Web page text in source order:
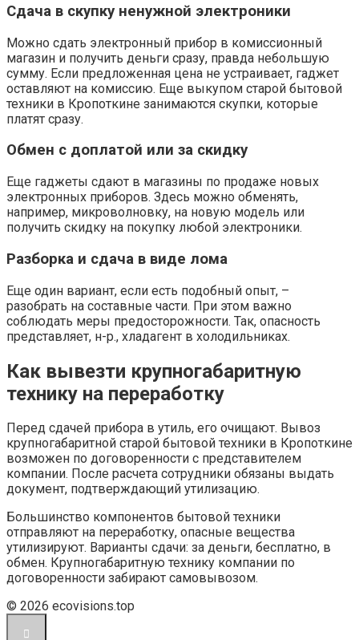
Сдача в скупку ненужной электроники
Можно сдать электронный прибор в комиссионный
магазин и получить деньги сразу, правда небольшую
сумму. Если предложенная цена не устраивает, гаджет
оставляют на комиссию. Еще выкупом старой бытовой
техники в Кропоткине занимаются скупки, которые
платят сразу.
Обмен с доплатой или за скидку
Еще гаджеты сдают в магазины по продаже новых
электронных приборов. Здесь можно обменять,
например, микроволновку, на новую модель или
получить скидку на покупку любой электроники.
Разборка и сдача в виде лома
Еще один вариант, если есть подобный опыт, –
разобрать на составные части. При этом важно
соблюдать меры предосторожности. Так, опасность
представляет, н-р., хладагент в холодильниках.
Как вывезти крупногабаритную
технику на переработку
Перед сдачей прибора в утиль, его очищают. Вывоз
крупногабаритной старой бытовой техники в Кропоткине
возможен по договоренности с представителем
компании. После расчета сотрудники обязаны выдать
документ, подтверждающий утилизацию.
Большинство компонентов бытовой техники
отправляют на переработку, опасные вещества
утилизируют. Варианты сдачи: за деньги, бесплатно, в
обмен. Крупногабаритную технику компании по
договоренности забирают самовывозом.
© 2026 ecovisions.top